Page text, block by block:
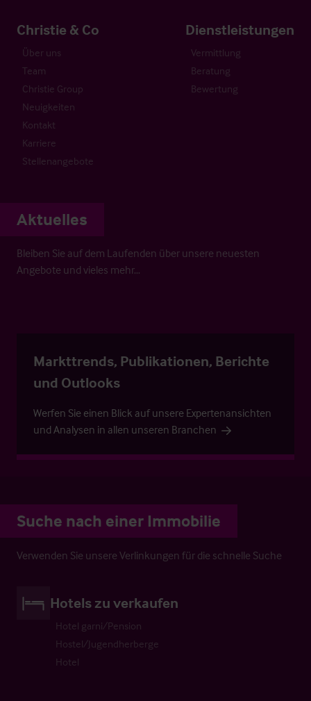
Christie & Co
Über uns
Team
Christie Group
Neuigkeiten
Kontakt
Karriere
Stellenangebote
Dienstleistungen
Vermittlung
Beratung
Bewertung
Aktuelles
Bleiben Sie auf dem Laufenden über unsere neuesten
Angebote und vieles mehr…
Markttrends, Publikationen, Berichte
und Outlooks
Werfen Sie einen Blick auf unsere Expertenansichten
und Analysen in allen unseren Branchen
Suche nach einer Immobilie
Verwenden Sie unsere Verlinkungen für die schnelle Suche
Hotels zu verkaufen
Hotel garni/Pension
Hostel/Jugendherberge
Hotel